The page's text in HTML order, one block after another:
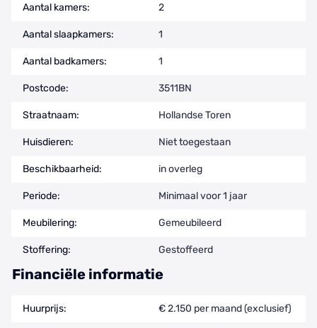
Aantal kamers: 2
Aantal slaapkamers: 1
Aantal badkamers: 1
Postcode: 3511BN
Straatnaam: Hollandse Toren
Huisdieren: Niet toegestaan
Beschikbaarheid: in overleg
Periode: Minimaal voor 1 jaar
Meubilering: Gemeubileerd
Stoffering: Gestoffeerd
Financiële informatie
Huurprijs: € 2.150 per maand (exclusief)